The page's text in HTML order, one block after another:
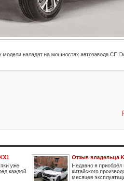
модели наладят на мощностях автозавода СП
уже
каждой
Отзыв владельца
Недавно я приобрёл
китайского
месяцев